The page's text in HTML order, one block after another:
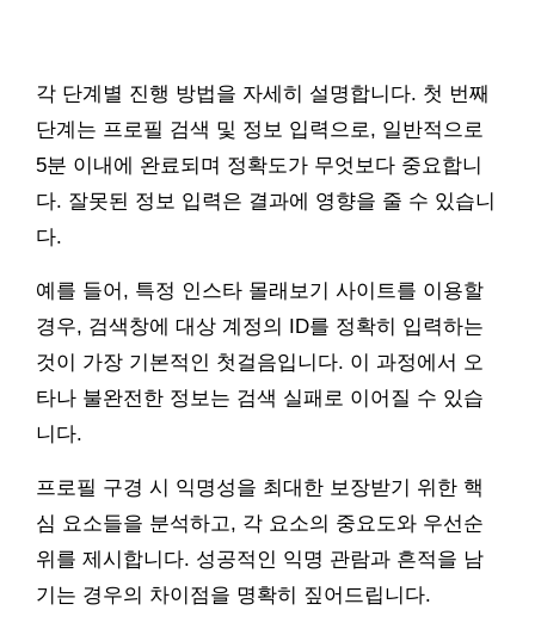
각 단계별 진행 방법을 자세히 설명합니다. 첫 번째
단계는 프로필 검색 및 정보 입력으로, 일반적으로
5분 이내에 완료되며 정확도가 무엇보다 중요합니
다. 잘못된 정보 입력은 결과에 영향을 줄 수 있습니
다.
예를 들어, 특정 인스타 몰래보기 사이트를 이용할
경우, 검색창에 대상 계정의 ID를 정확히 입력하는
것이 가장 기본적인 첫걸음입니다. 이 과정에서 오
타나 불완전한 정보는 검색 실패로 이어질 수 있습
니다.
프로필 구경 시 익명성을 최대한 보장받기 위한 핵
심 요소들을 분석하고, 각 요소의 중요도와 우선순
위를 제시합니다. 성공적인 익명 관람과 흔적을 남
기는 경우의 차이점을 명확히 짚어드립니다.